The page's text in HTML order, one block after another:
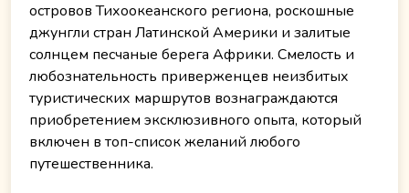
островов Тихоокеанского региона, роскошные
джунгли стран Латинской Америки и залитые
солнцем песчаные берега Африки. Смелость и
любознательность приверженцев неизбитых
туристических маршрутов вознаграждаются
приобретением эксклюзивного опыта, который
включен в топ-список желаний любого
путешественника.